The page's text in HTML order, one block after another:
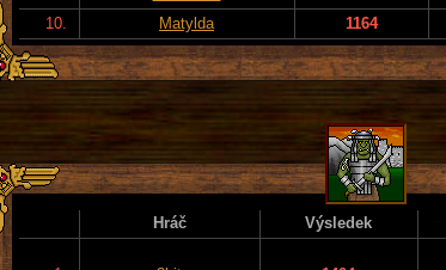
10.
Matylda 1164
Hráč Výsledek